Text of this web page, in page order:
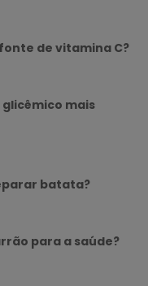
de vitamina C?
mais
batata?
para a saúde?